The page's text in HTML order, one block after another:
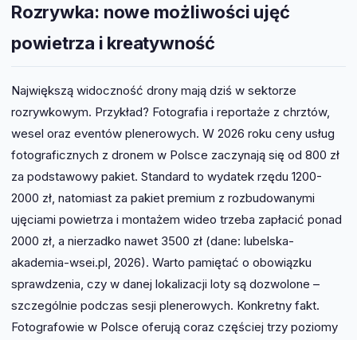
Rozrywka: nowe możliwości ujęć
powietrza i kreatywność
Największą widoczność drony mają dziś w sektorze
rozrywkowym. Przykład? Fotografia i reportaże z chrztów,
wesel oraz eventów plenerowych. W 2026 roku ceny usług
fotograficznych z dronem w Polsce zaczynają się od 800 zł
za podstawowy pakiet. Standard to wydatek rzędu 1200-
2000 zł, natomiast za pakiet premium z rozbudowanymi
ujęciami powietrza i montażem wideo trzeba zapłacić ponad
2000 zł, a nierzadko nawet 3500 zł (dane: lubelska-
akademia-wsei.pl, 2026). Warto pamiętać o obowiązku
sprawdzenia, czy w danej lokalizacji loty są dozwolone –
szczególnie podczas sesji plenerowych. Konkretny fakt.
Fotografowie w Polsce oferują coraz częściej trzy poziomy